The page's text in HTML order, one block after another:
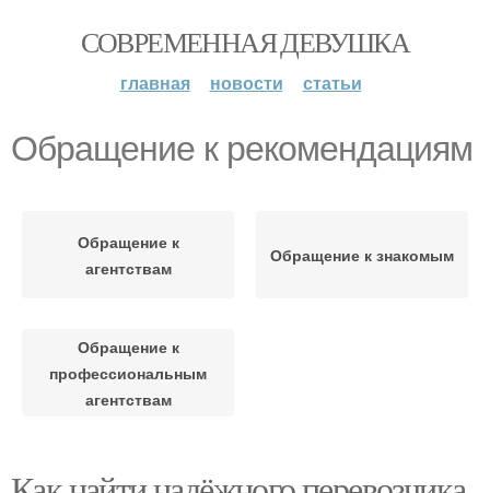
СОВРЕМЕННАЯ ДЕВУШКА
главная новости статьи
Обращение к рекомендациям
Обращение к
агентствам
Обращение к знакомым
Обращение к
профессиональным
агентствам